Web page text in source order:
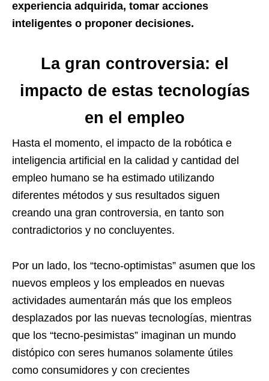
experiencia adquirida, tomar acciones
inteligentes o proponer decisiones.
La gran controversia: el
impacto de estas tecnologías
en el empleo
Hasta el momento, el impacto de la robótica e
inteligencia artificial en la calidad y cantidad del
empleo humano se ha estimado utilizando
diferentes métodos y sus resultados siguen
creando una gran controversia, en tanto son
contradictorios y no concluyentes.
Por un lado, los “tecno-optimistas” asumen que los
nuevos empleos y los empleados en nuevas
actividades aumentarán más que los empleos
desplazados por las nuevas tecnologías, mientras
que los “tecno-pesimistas” imaginan un mundo
distópico con seres humanos solamente útiles
como consumidores y con crecientes